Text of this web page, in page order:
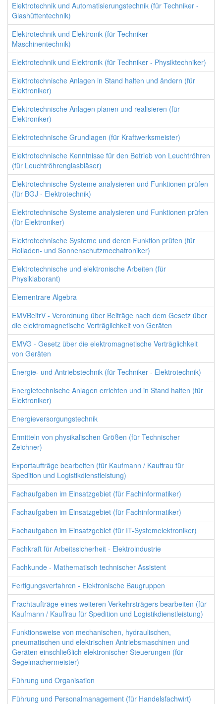
Elektrotechnik und Automatisierungstechnik (für Techniker -
Glashüttentechnik)
Elektrotechnik und Elektronik (für Techniker -
Maschinentechnik)
Elektrotechnik und Elektronik (für Techniker - Physiktechniker)
Elektrotechnische Anlagen in Stand halten und ändern (für
Elektroniker)
Elektrotechnische Anlagen planen und realisieren (für
Elektroniker)
Elektrotechnische Grundlagen (für Kraftwerksmeister)
Elektrotechnische Kenntnisse für den Betrieb von Leuchtröhren
(für Leuchtröhrenglasbläser)
Elektrotechnische Systeme analysieren und Funktionen prüfen
(für BGJ - Elektrotechnik)
Elektrotechnische Systeme analysieren und Funktionen prüfen
(für Elektroniker)
Elektrotechnische Systeme und deren Funktion prüfen (für
Rolladen- und Sonnenschutzmechatroniker)
Elektrotechnische und elektronische Arbeiten (für
Physiklaborant)
Elementrare Algebra
EMVBeitrV - Verordnung über Beiträge nach dem Gesetz über
die elektromagnetische Verträglichkeit von Geräten
EMVG - Gesetz über die elektromagnetische Verträglichkeit
von Geräten
Energie- und Antriebstechnik (für Techniker - Elektrotechnik)
Energietechnische Anlagen errichten und in Stand halten (für
Elektroniker)
Energieversorgungstechnik
Ermitteln von physikalischen Größen (für Technischer
Zeichner)
Exportaufträge bearbeiten (für Kaufmann / Kauffrau für
Spedition und Logistikdienstleistung)
Fachaufgaben im Einsatzgebiet (für Fachinformatiker)
Fachaufgaben im Einsatzgebiet (für Fachinformatiker)
Fachaufgaben im Einsatzgebiet (für IT-Systemelektroniker)
Fachkraft für Arbeitssicherheit - Elektroindustrie
Fachkunde - Mathematisch technischer Assistent
Fertigungsverfahren - Elektronische Baugruppen
Frachtaufträge eines weiteren Verkehrsträgers bearbeiten (für
Kaufmann / Kauffrau für Spedition und Logistikdienstleistung)
Funktionsweise von mechanischen, hydraulischen,
pneumatischen und elektrischen Antriebsmaschinen und
Geräten einschließlich elektronischer Steuerungen (für
Segelmachermeister)
Führung und Organisation
Führung und Personalmanagement (für Handelsfachwirt)